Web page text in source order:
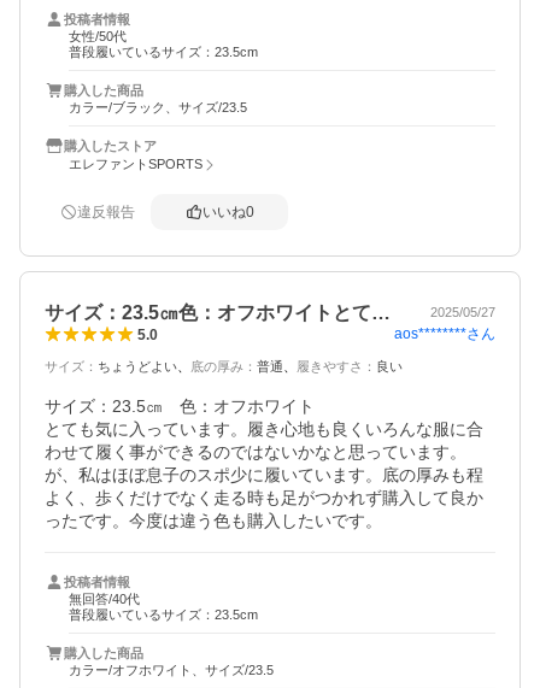
投稿者情報
女性/50代
普段履いているサイズ：23.5cm
購入した商品
カラー/ブラック、サイズ/23.5
購入したストア
エレファントSPORTS
違反報告 いいね0
サイズ：23.5㎝色：オフホワイトとて… 2025/05/27
5.0 aos********さん
サイズ ： ちょうどよい 底の厚み ： 普通 履きやすさ ： 良い
サイズ：23.5㎝　色：オフホワイト
とても気に入っています。履き心地も良くいろんな服に合
わせて履く事ができるのではないかなと思っています。
が、私はほぼ息子のスポ少に履いています。底の厚みも程
よく、歩くだけでなく走る時も足がつかれず購入して良か
ったです。今度は違う色も購入したいです。
投稿者情報
無回答/40代
普段履いているサイズ：23.5cm
購入した商品
カラー/オフホワイト、サイズ/23.5